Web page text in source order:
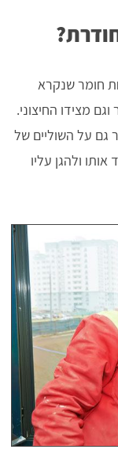
חומר שנקרא
מצידו החיצוני.
גם על השוליים של
ולהגן עליו